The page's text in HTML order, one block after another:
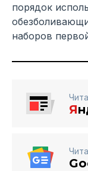
порядок
наборов
Я